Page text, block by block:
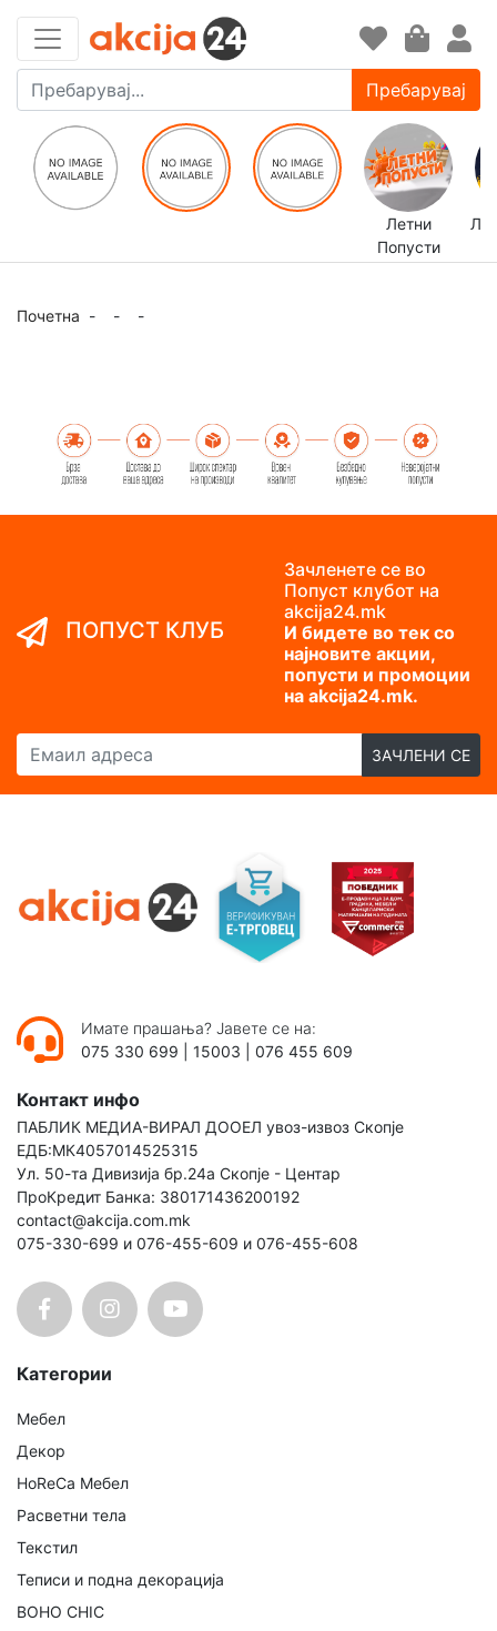
Пребарувај
Летни
Попусти
Почетна - - -
ПОПУСТ КЛУБ
Зачленете се во
Попуст клубот на
akcija24.mk
И бидете во тек со
најновите акции,
попусти и промоции
на akcija24.mk.
Емаил адреса
ЗАЧЛЕНИ СЕ
Имате прашања? Јавете се на:
075 330 699
15003 076 455 609
Контакт инфо
ПАБЛИК МЕДИА-ВИРАЛ ДООЕЛ увоз-извоз Скопје
ЕДБ:МК4057014525315
Ул. 50-та Дивизија бр.24а Скопје - Центар
ПроКредит Банка: 380171436200192
contact@akcija.com.mk
075-330-699 и 076-455-609 и 076-455-608
Категории
Мебел
Декор
HoReCa Мебел
Расветни тела
Текстил
Теписи и подна декорација
BOHO CHIC